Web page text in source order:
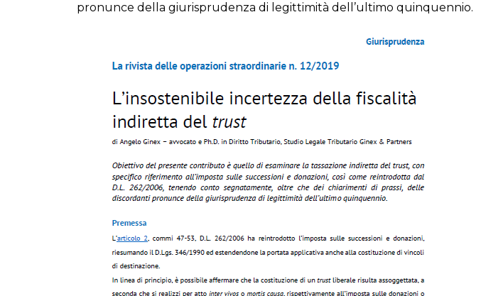
pronunce della giurisprudenza di legittimità dell’ultimo quinquennio.